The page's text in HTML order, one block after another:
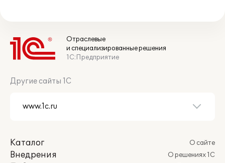
Отраслевые
и специализированные решения
1С:Предприятие
Другие сайты 1С
Каталог
Внедрения
О сайте
О решениях 1С